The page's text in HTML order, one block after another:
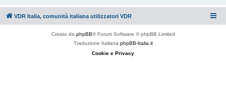
VDR Italia, comunità italiana utilizzatori VDR
Creato da phpBB® Forum Software © phpBB Limited
Traduzione Italiana phpBB-Italia.it
Cookie e Privacy